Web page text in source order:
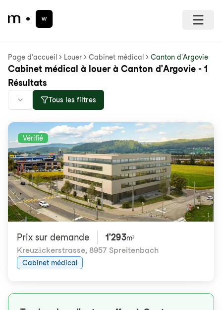
Page d'accueil Louer Cabinet médical Canton d'Argovie
Cabinet médical à louer à Canton d'Argovie - 1
Résultats
Tous les filtres
Vérifié
Prix ​​sur demande 1'293m²
Kreuzäckerstrasse, 8957 Spreitenbach
Cabinet médical